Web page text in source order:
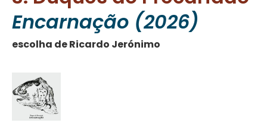
Encarnação (2026)
escolha de Ricardo Jerónimo